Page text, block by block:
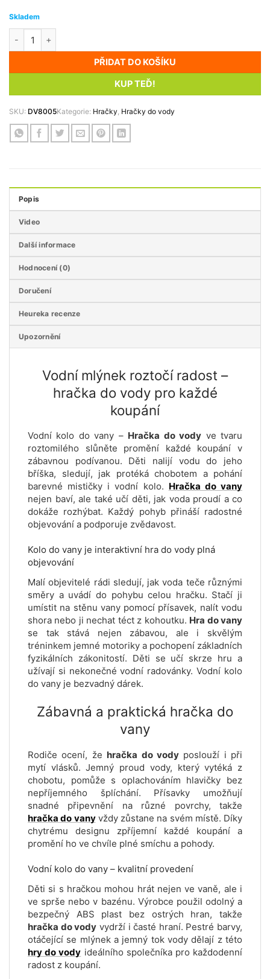
Skladem
PŘIDAT DO KOŠÍKU
KUP TEĎ!
SKU: DV8005Kategorie: Hračky, Hračky do vody
Popis
Video
Další informace
Hodnocení (0)
Doručení
Heureka recenze
Upozornění
Vodní mlýnek roztočí radost –
hračka do vody pro každé
koupání
Vodní kolo do vany – Hračka do vody ve tvaru
roztomilého slůněte promění každé koupání v
zábavnou podívanou. Děti nalijí vodu do jeho
bříška, sledují, jak protéká chobotem a pohání
barevné mističky i vodní kolo. Hračka do vany
nejen baví, ale také učí děti, jak voda proudí a co
dokáže rozhýbat. Každý pohyb přináší radostné
objevování a podporuje zvědavost.
Kolo do vany je interaktivní hra do vody plná
objevování
Malí objevitelé rádi sledují, jak voda teče různými
směry a uvádí do pohybu celou hračku. Stačí ji
umístit na stěnu vany pomocí přísavek, nalít vodu
shora nebo ji nechat téct z kohoutku. Hra do vany
se tak stává nejen zábavou, ale i skvělým
tréninkem jemné motoriky a pochopení základních
fyzikálních zákonitostí. Děti se učí skrze hru a
užívají si nekonečné vodní radovánky. Vodní kolo
do vany je bezvadný dárek.
Zábavná a praktická hračka do
vany
Rodiče ocení, že hračka do vodyposlouží i při
mytí vlásků. Jemný proud vody, který vytéká z
chobotu, pomůže s oplachováním hlavičky bez
nepříjemného šplíchání. Přísavky umožňují
snadné připevnění na různé povrchy, takže
hračka do vanyvždy zůstane na svém místě. Díky
chytrému designu zpříjemní každé koupání a
promění ho ve chvíle plné smíchu a pohody.
Vodní kolo do vany – kvalitní provedení
Děti si s hračkou mohou hrát nejen ve vaně, ale i
ve sprše nebo v bazénu. Výrobce použil odolný a
bezpečný ABS plast bez ostrých hran, takže
hračka do vody vydrží i časté hraní. Pestré barvy,
otáčející se mlýnek a jemný tok vody dělají z této
hry do vody ideálního společníka pro každodenní
radost z koupání.